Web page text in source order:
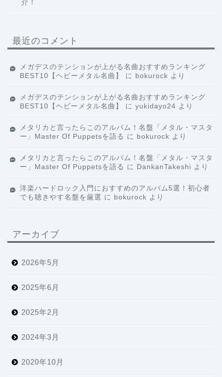
介！
最近のコメント
メガデスのテンションが上がる名曲おすすめランキング
BEST10【ヘビーメタル名曲】
に bokurock より
メガデスのテンションが上がる名曲おすすめランキング
BEST10【ヘビーメタル名曲】
に yukidayo24 より
メタリカと言ったらこのアルバム！名盤「メタル・マスタ
ー」Master Of Puppetsを語る に bokurock より
メタリカと言ったらこのアルバム！名盤「メタル・マスタ
ー」Master Of Puppetsを語る に DankanTakeshi より
洋楽ハードロック入門におすすめのアルバム5選！初心者
でも聴きやす名盤を厳選 に bokurock より
アーカイブ
2026年5月
2025年6月
2025年2月
2024年3月
2020年10月